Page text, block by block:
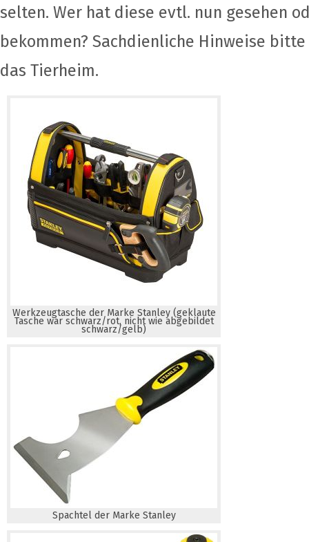
selten. Wer hat diese evtl. nun gesehen
bekommen? Sachdienliche Hinweise
das Tierheim.
Werkzeugtasche der Marke Stanley (geklaute
Tasche war schwarz/rot, nicht wie abgebildet
schwarz/gelb)
Spachtel der Marke Stanley